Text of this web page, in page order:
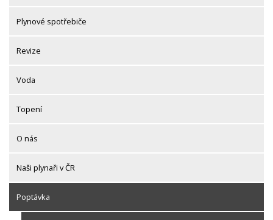
Plynové spotřebiče
Revize
Voda
Topení
O nás
Naši plynaři v ČR
Poptávka